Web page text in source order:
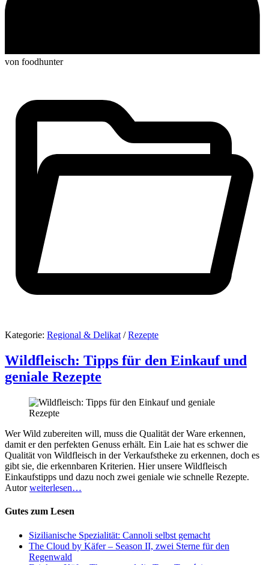
von foodhunter
Kategorie: Regional & Delikat/Rezepte
Wildfleisch: Tipps für den Einkauf und
geniale Rezepte
Wer Wild zubereiten will, muss die Qualität der Ware erkennen,
damit er den perfekten Genuss erhält. Ein Laie hat es schwer die
Qualität von Wildfleisch in der Verkaufstheke zu erkennen, doch es
gibt sie, die erkennbaren Kriterien. Hier unsere Wildfleisch
Einkaufstipps und dazu noch zwei geniale wie schnelle Rezepte.
Autorweiterlesen…
Gutes zum Lesen
Sizilianische Spezialität: Cannoli selbst gemacht
The Cloud by Käfer – Season II, zwei Sterne für den
Regenwald